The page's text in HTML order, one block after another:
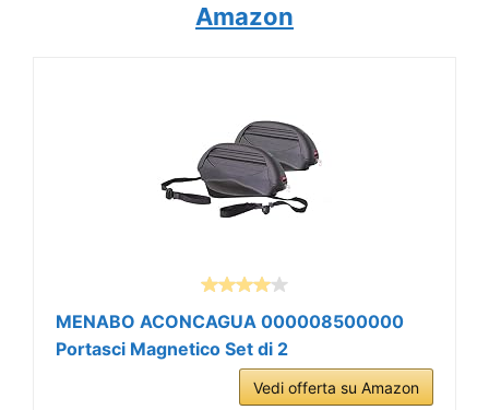
Amazon
MENABO ACONCAGUA 000008500000
Portasci Magnetico Set di 2
Vedi offerta su Amazon